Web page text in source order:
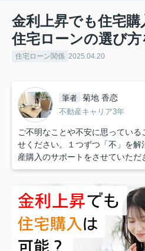
金利上昇でも住宅
住宅ローンの選び方
住宅ローン関係 2025.04.20
筆者 菊地 香恋
不動産キャリア3年
ご不明なことや不安に思ってい
せください。１つずつ「不」を解
産購入のサポートをさせていただ